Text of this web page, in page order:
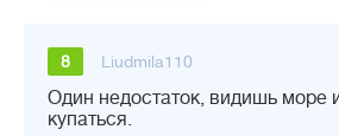
8 Liudmila110
Один недостаток, видишь море
купаться.